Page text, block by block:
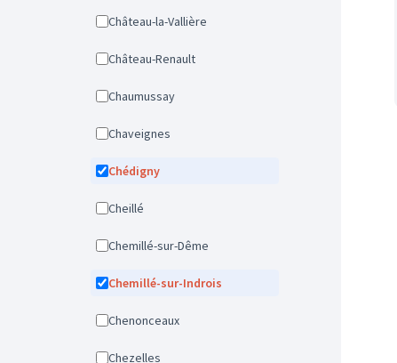
Château-la-Vallière
Château-Renault
Chaumussay
Chaveignes
Chédigny
Cheillé
Chemillé-sur-Dême
Chemillé-sur-Indrois
Chenonceaux
Chezelles